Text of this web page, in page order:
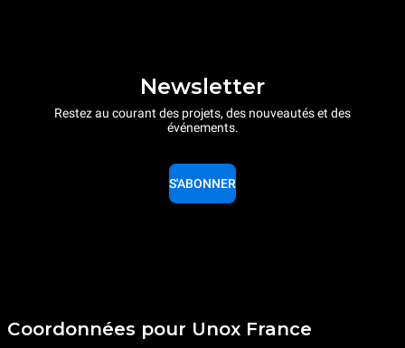
Newsletter
Restez au courant des projets, des nouveautés et des
événements.
S'ABONNER
Coordonnées pour Unox France